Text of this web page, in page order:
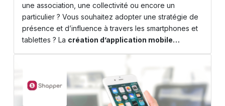
une association, une collectivité ou encore un
particulier ? Vous souhaitez adopter une stratégie de
présence et d’influence à travers les smartphones et
tablettes ? La création d’application mobile…